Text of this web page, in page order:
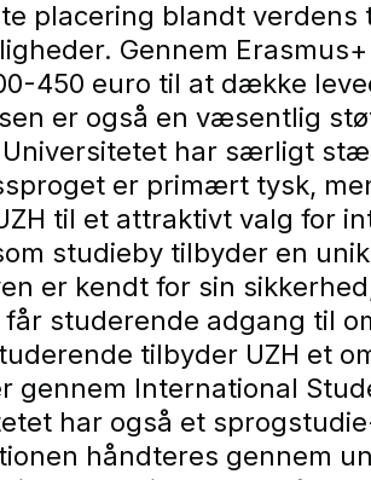
placering blandt verdens
Gennem
450 euro til at dække
er også en væsentlig
har særligt
er primært tysk,
til et attraktivt valg for
studieby tilbyder en
er kendt for sin
studerende adgang til
tilbyder UZH et
International
har også et
håndteres gennem